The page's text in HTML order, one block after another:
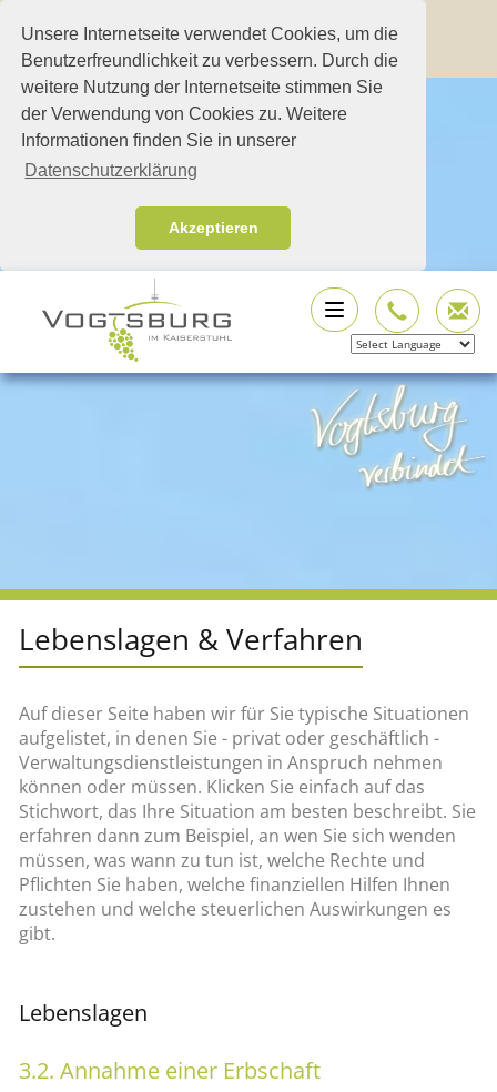
Unsere Internetseite verwendet Cookies, um die
Benutzerfreundlichkeit zu verbessern. Durch die
weitere Nutzung der Internetseite stimmen Sie
der Verwendung von Cookies zu. Weitere
Informationen finden Sie in unserer
Datenschutzerklärung
Akzeptieren
Lebenslagen & Verfahren
Auf dieser Seite haben wir für Sie typische Situationen
aufgelistet, in denen Sie - privat oder geschäftlich -
Verwaltungsdienstleistungen in Anspruch nehmen
können oder müssen. Klicken Sie einfach auf das
Stichwort, das Ihre Situation am besten beschreibt. Sie
erfahren dann zum Beispiel, an wen Sie sich wenden
müssen, was wann zu tun ist, welche Rechte und
Pflichten Sie haben, welche finanziellen Hilfen Ihnen
zustehen und welche steuerlichen Auswirkungen es
gibt.
Lebenslagen
3.2. Annahme einer Erbschaft